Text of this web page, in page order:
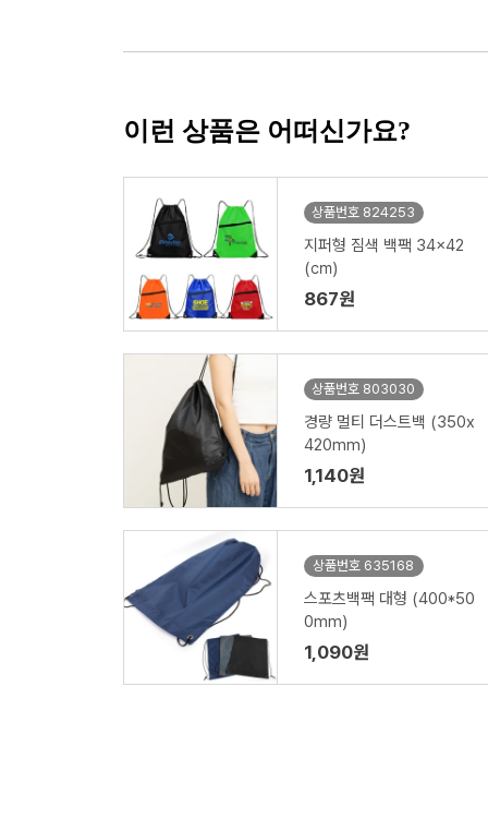
이런 상품은 어떠신가요?
상품번호 824253
지퍼형 짐색 백팩 34x42
(㎝)
867원
상품번호 803030
경량 멀티 더스트백 (350x
420mm)
1,140원
상품번호 635168
스포츠백팩 대형 (400*50
0mm)
1,090원